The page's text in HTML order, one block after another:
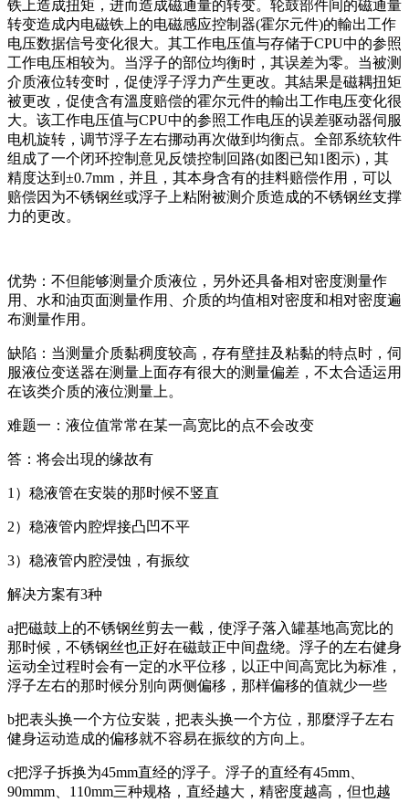
铁上造成扭矩，进而造成磁通量的转变。轮鼓部件间的磁通量
转变造成内电磁铁上的电磁感应控制器(霍尔元件)的輸出工作
电压数据信号变化很大。其工作电压值与存储于CPU中的参照
工作电压相较为。当浮子的部位均衡时，其误差为零。当被测
介质液位转变时，促使浮子浮力产生更改。其結果是磁耦扭矩
被更改，促使含有溫度赔偿的霍尔元件的輸出工作电压变化很
大。该工作电压值与CPU中的参照工作电压的误差驱动器伺服
电机旋转，调节浮子左右挪动再次做到均衡点。全部系统软件
组成了一个闭环控制意见反馈控制回路(如图已知1图示)，其
精度达到±0.7mm，并且，其本身含有的挂料赔偿作用，可以
赔偿因为不锈钢丝或浮子上粘附被测介质造成的不锈钢丝支撑
力的更改。
优势：不但能够测量介质液位，另外还具备相对密度测量作
用、水和油页面测量作用、介质的均值相对密度和相对密度遍
布测量作用。
缺陷：当测量介质黏稠度较高，存有壁挂及粘黏的特点时，伺
服液位变送器在测量上面存有很大的测量偏差，不太合适运用
在该类介质的液位测量上。
难题一：液位值常常在某一高宽比的点不会改变
答：将会出現的缘故有
1）稳液管在安裝的那时候不竖直
2）稳液管内腔焊接凸凹不平
3）稳液管内腔浸蚀，有振纹
解决方案有3种
a把磁鼓上的不锈钢丝剪去一截，使浮子落入罐基地高宽比的
那时候，不锈钢丝也正好在磁鼓正中间盘绕。浮子的左右健身
运动全过程时会有一定的水平位移，以正中间高宽比为标准，
浮子左右的那时候分別向两侧偏移，那样偏移的值就少一些
b把表头换一个方位安裝，把表头换一个方位，那麼浮子左右
健身运动造成的偏移就不容易在振纹的方向上。
c把浮子拆换为45mm直经的浮子。浮子的直经有45mm、
90mmm、110mm三种规格，直经越大，精密度越高，但也越